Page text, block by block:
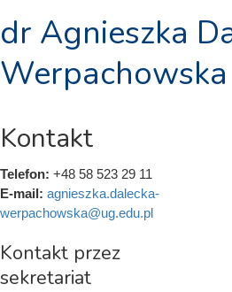
dr Agnieszka
Werpachowska
Kontakt
Telefon: +48 58 523 29 11
E-mail: agnieszka.dalecka-
werpachowska@ug.edu.pl
Kontakt przez
sekretariat